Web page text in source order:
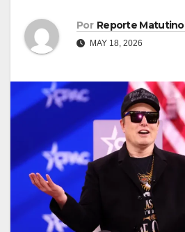
Por Reporte Matutino
MAY 18, 2026